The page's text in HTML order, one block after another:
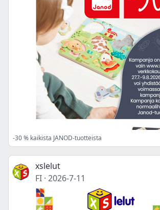
-30 % kaikista JANOD-tuotteista
xslelut
FI · 2026-7-11